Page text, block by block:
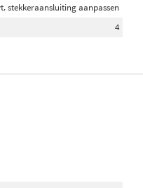
stekkeraansluiting aanpassen
4